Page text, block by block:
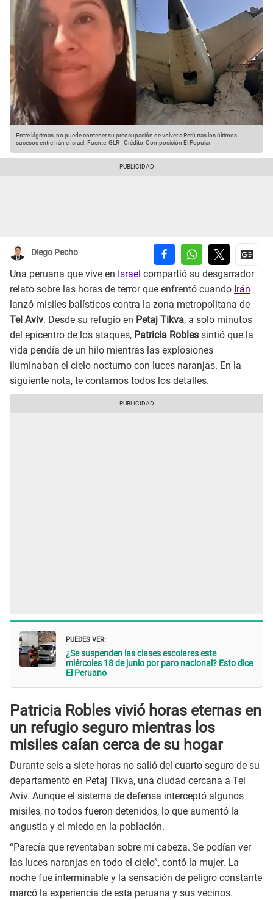
Entre lágrimas, no puede contener su preocupación de volver a Perú tras los últimos
sucesos entre Irán e Israel. Fuente: GLR-Crédito: Composición El Popular
Diego Pecho
Una peruana que vive en Israel compartió su desgarrador
relato sobre las horas de terror que enfrentó cuando Irán
lanzó misiles balísticos contra la zona metropolitana de
Tel Aviv. Desde su refugio en Petaj Tikva, a solo minutos
del epicentro de los ataques, Patricia Robles sintió que la
vida pendía de un hilo mientras las explosiones
iluminaban el cielo nocturno con luces naranjas. En la
siguiente nota, te contamos todos los detalles.
PUEDES VER:
¿Se suspenden las clases escolares este
miércoles 18 de junio por paro nacional? Esto dice
El Peruano
Patricia Robles vivió horas eternas en
un refugio seguro mientras los
misiles caían cerca de su hogar
Durante seis a siete horas no salió del cuarto seguro de su
departamento en Petaj Tikva, una ciudad cercana a Tel
Aviv. Aunque el sistema de defensa interceptó algunos
misiles, no todos fueron detenidos, lo que aumentó la
angustia y el miedo en la población.
“Parecía que reventaban sobre mi cabeza. Se podían ver
las luces naranjas en todo el cielo”, contó la mujer. La
noche fue interminable y la sensación de peligro constante
marcó la experiencia de esta peruana y sus vecinos.